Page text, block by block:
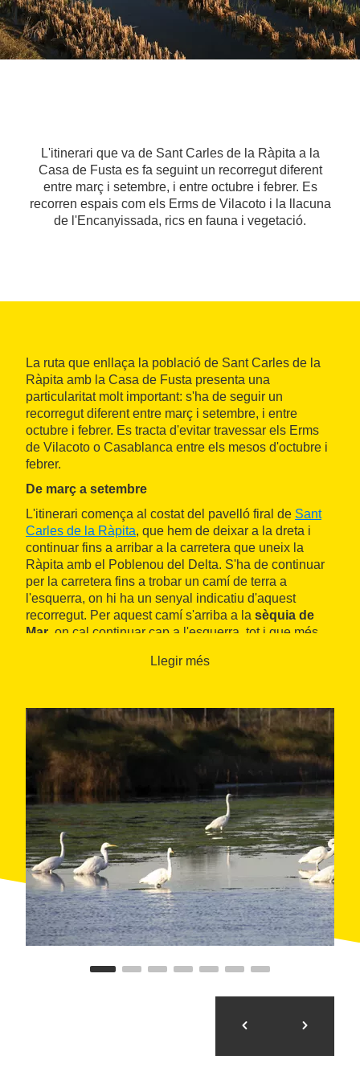
L'itinerari que va de Sant Carles de la Ràpita a la
Casa de Fusta es fa seguint un recorregut diferent
entre març i setembre, i entre octubre i febrer. Es
recorren espais com els Erms de Vilacoto i la llacuna
de l'Encanyissada, rics en fauna i vegetació.
La ruta que enllaça la població de Sant Carles de la
Ràpita amb la Casa de Fusta presenta una
particularitat molt important: s'ha de seguir un
recorregut diferent entre març i setembre, i entre
octubre i febrer. Es tracta d'evitar travessar els Erms
de Vilacoto o Casablanca entre els mesos d'octubre i
febrer.
De març a setembre
L'itinerari comença al costat del pavelló firal de Sant
Carles de la Ràpita, que hem de deixar a la dreta i
continuar fins a arribar a la carretera que uneix la
Ràpita amb el Poblenou del Delta. S'ha de continuar
per la carretera fins a trobar un camí de terra a
l'esquerra, on hi ha un senyal indicatiu d'aquest
recorregut. Per aquest camí s'arriba a la sèquia de
Mar , on cal continuar cap a l'esquerra, tot i que més
una filera d'aubes i xops, i al darrere hi tenim una gran
zona de canyissars. Això indica que s'ha arribat a la
zona dels Erms de Vilacoto, que són una àrea
privada del parc, habitats per les arpelles a l'hivern i
on a l'estiu es poden observar picampalls o
repicatalons. El camí continua, amb els erms a
l'esquerra i els arrossars a la dreta, fins que arriba al
desguàs de Maquineta, on s'ha de girar
obligatòriament a l'esquerra.
Aquest camí de terra s'ha de seguir durant més d'un
quilòmetre per arribar a la
sèquia de l'Anglès i a una
carretera que duu el mateix nom. S'han de travessar
totes dues i continuar pel camí de terra que hi ha just
davant, que ens porta cap a lasèquia Gran. S'ha de
amb baranes de ferro verd, i continuar cap a
, que porta a la
o eld'Amposta a la
Llegir més